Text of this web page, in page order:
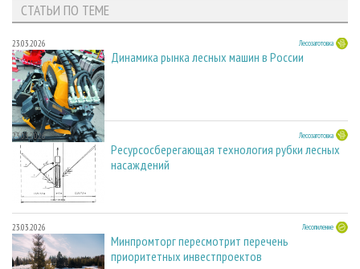
СТАТЬИ ПО ТЕМЕ
23.03.2026 Лесозаготовка
Динамика рынка лесных машин в России
23.03.2026 Лесозаготовка
Ресурсосберегающая технология рубки лесных
насаждений
23.03.2026 Лесопиление
Минпромторг пересмотрит перечень
приоритетных инвестпроектов